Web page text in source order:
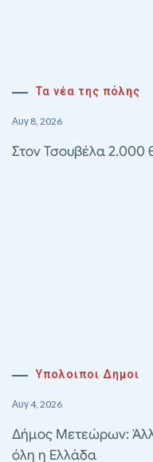
Τα νέα της πόλης
Αυγ 8, 2026
Στον Τσουβέλα 2.000
Υπολοιποι Δημοι
Αυγ 4, 2026
Δήμος Μετεώρων:
όλη η Ελλάδα